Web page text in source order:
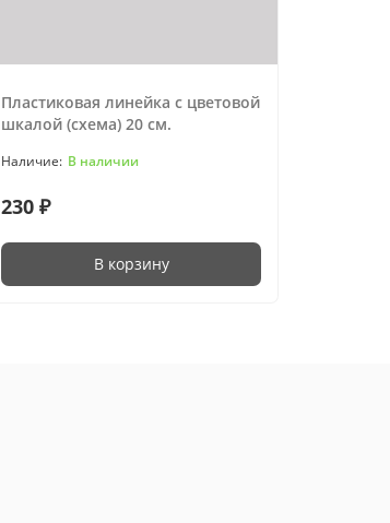
Пластиковая линейка с цветовой
шкалой (схема) 20 см.
В наличии
230 ₽
В корзину